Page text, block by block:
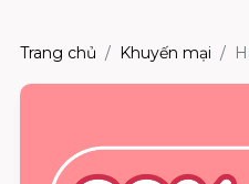
Trang chủ Khuyến mại